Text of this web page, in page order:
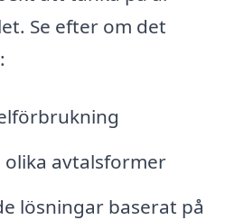
Se efter om det
avtalsformer
lösningar baserat på